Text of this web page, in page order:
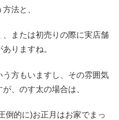
法と、
または初売りの際に実店舗
りますね。
方もいますし、その雰囲気
、のす太の場合は、
倒的に)お正月はお家でまっ